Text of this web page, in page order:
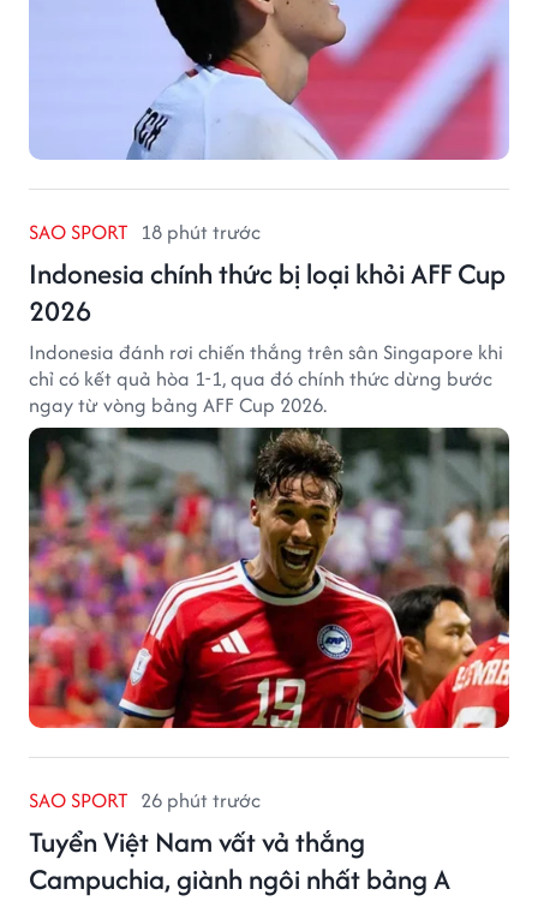
SAO SPORT 18 phút trước
Indonesia chính thức bị loại khỏi AFF Cup
2026
Indonesia đánh rơi chiến thắng trên sân Singapore khi
chỉ có kết quả hòa 1-1, qua đó chính thức dừng bước
ngay từ vòng bảng AFF Cup 2026.
SAO SPORT 26 phút trước
Tuyển Việt Nam vất vả thắng
Campuchia, giành ngôi nhất bảng A